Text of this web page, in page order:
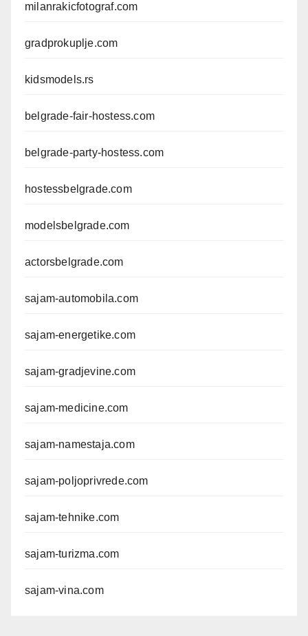
milanrakicfotograf.com
gradprokuplje.com
kidsmodels.rs
belgrade-fair-hostess.com
belgrade-party-hostess.com
hostessbelgrade.com
modelsbelgrade.com
actorsbelgrade.com
sajam-automobila.com
sajam-energetike.com
sajam-gradjevine.com
sajam-medicine.com
sajam-namestaja.com
sajam-poljoprivrede.com
sajam-tehnike.com
sajam-turizma.com
sajam-vina.com